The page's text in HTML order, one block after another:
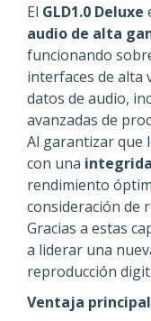
El GLD1.0 Deluxe
audio de alta
funcionando
interfaces de alta
datos de audio,
avanzadas de
Al garantizar que
con una
rendimiento
consideración de
Gracias a estas
a liderar una
reproducción
Ventaja